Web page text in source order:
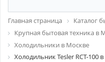
Главная страница
Каталог
Крупная бытовая техника в
Холодильники в Москве
Холодильник Tesler RCT-100